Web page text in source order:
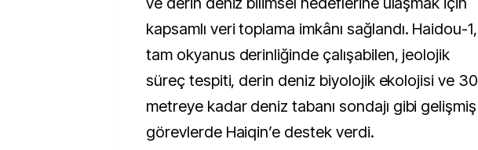
kapsamlı veri toplama imkânı sağlandı. Haidou-1,
tam okyanus derinliğinde çalışabilen, jeolojik
süreç tespiti, derin deniz biyolojik ekolojisi ve 30
metreye kadar deniz tabanı sondajı gibi gelişmiş
görevlerde Haiqin’e destek verdi.